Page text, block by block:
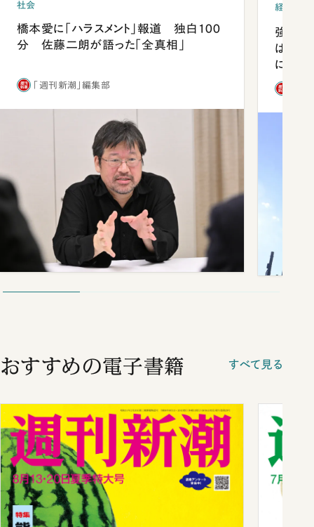
社会
橋本愛に「ハラスメント」報道 独白100
分 佐藤二朗が語った「全真相」
「週刊新潮」編集部
経済・ビ
強みは
は「東
になっ
おすすめの電子書籍 すべて見る